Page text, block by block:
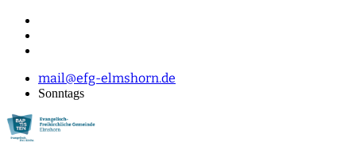
mail@efg-elmshorn.de
Sonntags